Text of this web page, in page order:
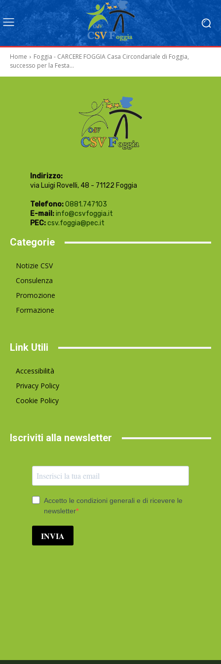
Home
Foggia - CARCERE FOGGIA Casa Circondariale di Foggia,
successo per la Festa...
Indirizzo:
via Luigi Rovelli, 48 - 71122 Foggia
Telefono:0881.747103
E-mail:info@csvfoggia.it
PEC:csv.foggia@pec.it
Categorie
Notizie CSV
Consulenza
Promozione
Formazione
Link Utili
Accessibilità
Privacy Policy
Cookie Policy
Iscriviti alla newsletter